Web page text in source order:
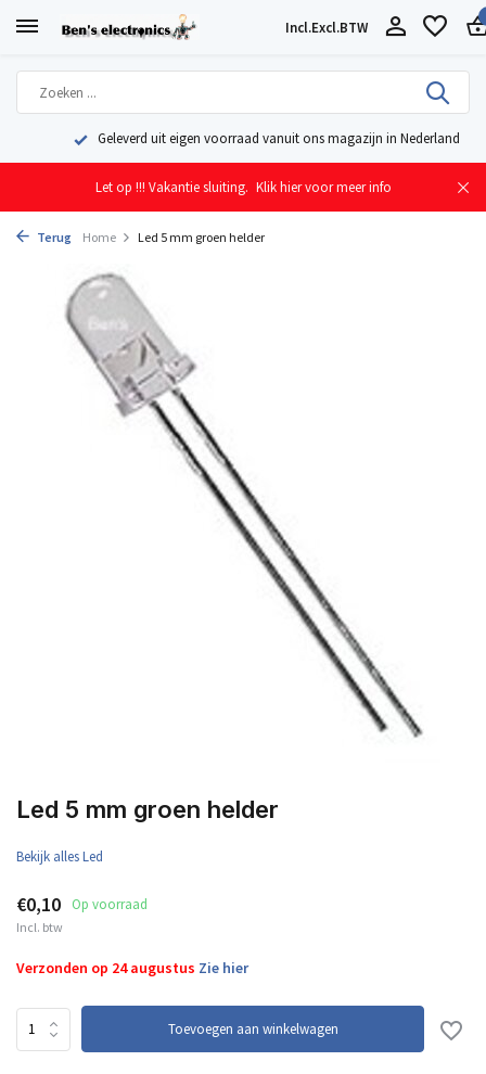
Incl.Excl.BTW
Geleverd uit eigen voorraad vanuit ons magazijn in Nederland
Let op !!! Vakantie sluiting. Klik hier voor meer info
Terug Home Led 5 mm groen helder
Led 5 mm groen helder
Bekijk alles Led
€0,10 Op voorraad
Incl. btw
Verzonden op 24 augustus Zie hier
Toevoegen aan winkelwagen